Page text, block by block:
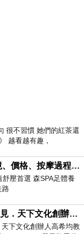
很不習慣 她們的紅茶還
越看越有趣，
招牌森雞湯課程腳底+指壓體驗！環境、價格、按摩過程全紀錄，森SPA足體養生館松江館最新價格表
壓首選 森SPA足體養
路
我最敬愛的老闆、遠見．天下文化創辦人高希均教授
下文化創辦人高希均教